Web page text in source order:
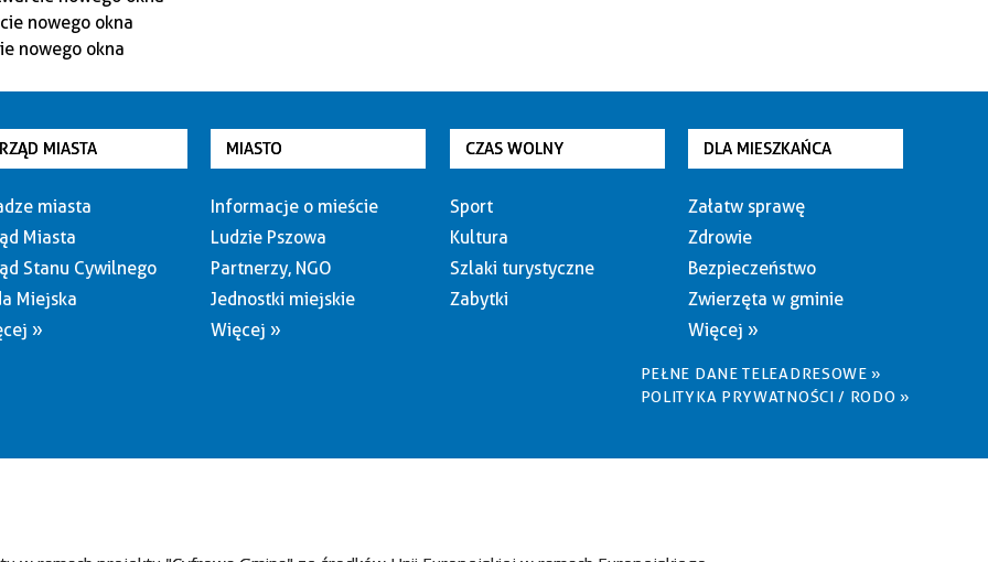
MIASTA
miasta
Miasta
Stanu Cywilnego
Miejska
»
MIASTO
Informacje o mieście
Ludzie Pszowa
Partnerzy, NGO
Jednostki miejskie
Więcej »
CZAS WOLNY
Sport
Kultura
Szlaki turystyczne
Zabytki
DLA MIESZKAŃCA
Załatw sprawę
Zdrowie
Bezpieczeństwo
Zwierzęta w gminie
Więcej »
PEŁNE DANE TELEADRESOWE »
POLITYKA PRYWATNOŚCI / RODO »